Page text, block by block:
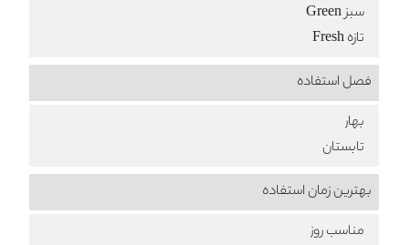
سبز Green
تازه Fresh
فصل استفاده
بهار
تابستان
بهترین زمان استفاده
مناسب روز